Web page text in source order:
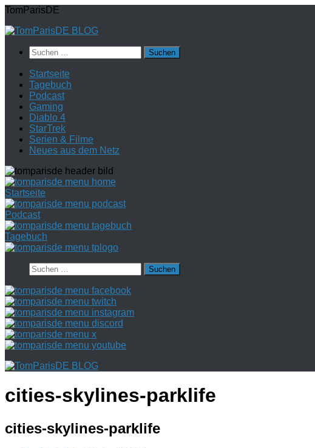
Zum
springen
TomParisDE
Suchen
nach:
Startseite
Tagebuch
Podcast
Gaming
Diablo 4
StarTrek
Serien & Filme
Neues aus dem Netz
Startseite
Podcast
Tagebuch
Suchen
nach:
cities-skylines-parklife
cities-skylines-parklife